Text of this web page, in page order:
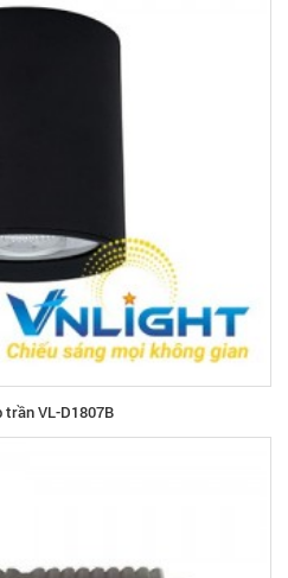
trần VL-D1807B